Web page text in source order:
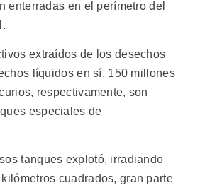
enterradas en el perímetro del
extraídos de los desechos
líquidos en sí, 150 millones
respectivamente, son
especiales de
tanques explotó, irradiando
cuadrados, gran parte